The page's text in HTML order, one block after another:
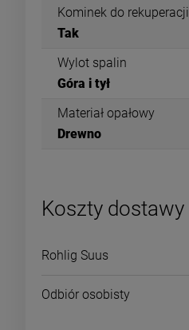
Kominek do rekuperacji
Tak
Wylot spalin
Góra i tył
Materiał opałowy
Drewno
Koszty dostawy
Rohlig Suus
Odbiór osobisty